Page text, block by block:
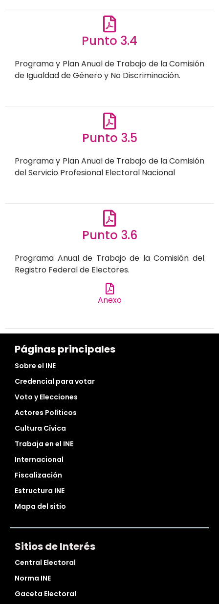
Punto 3.4
Programa y Plan Anual de Trabajo de la Comisión
de Igualdad de Género y No Discriminación.
Punto 3.5
Programa y Plan Anual de Trabajo de la Comisión
del Servicio Profesional Electoral Nacional
Punto 3.6
Programa Anual de Trabajo de la Comisión del
Registro Federal de Electores.
Anexo
Páginas principales
Sobre el INE
Credencial para votar
Voto y Elecciones
Actores Políticos
Cultura Cívica
Trabaja en el INE
Internacional
Fiscalización
Estructura INE
Mapa del sitio
Sitios de Interés
Central Electoral
Norma INE
Gaceta Electoral